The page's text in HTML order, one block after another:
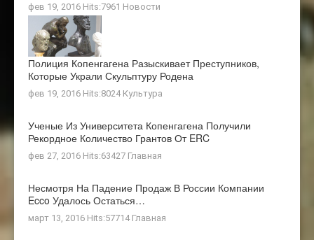
фев 19, 2016 Hits:7961 Новости
Полиция Копенгагена Разыскивает Преступников,
Которые Украли Скульптуру Родена
фев 19, 2016 Hits:8024 Культура
Ученые Из Университета Копенгагена Получили
Рекордное Количество Грантов От ERC
фев 27, 2016 Hits:63427 Главная
Несмотря На Падение Продаж В России Компании
Ecco Удалось Остаться…
март 13, 2016 Hits:57714 Главная